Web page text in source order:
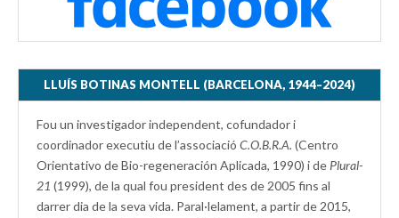
LLUÍS BOTINAS MONTELL (BARCELONA, 1944–2024)
Fou un investigador independent, cofundador i
coordinador executiu de l’associació C.O.B.R.A. (Centro
Orientativo de Bio-regeneración Aplicada, 1990) i de Plural-
21 (1999), de la qual fou president des de 2005 fins al
darrer dia de la seva vida. Paral·lelament, a partir de 2015,